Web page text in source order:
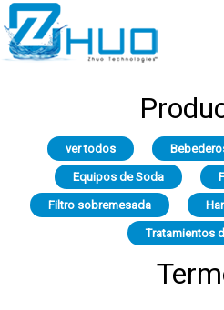
ver todos
Equipos de Soda
Filtro sobremesada
Tratamientos